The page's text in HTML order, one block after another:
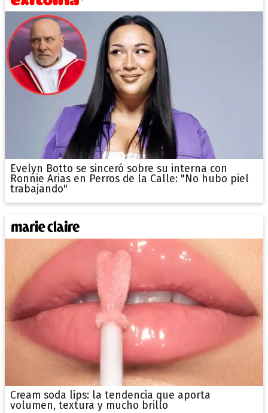
Evelyn Botto se sinceró sobre su interna con
Ronnie Arias en Perros de la Calle: "No hubo piel
trabajando"
Cream soda lips: la tendencia que aporta
volumen, textura y mucho brillo